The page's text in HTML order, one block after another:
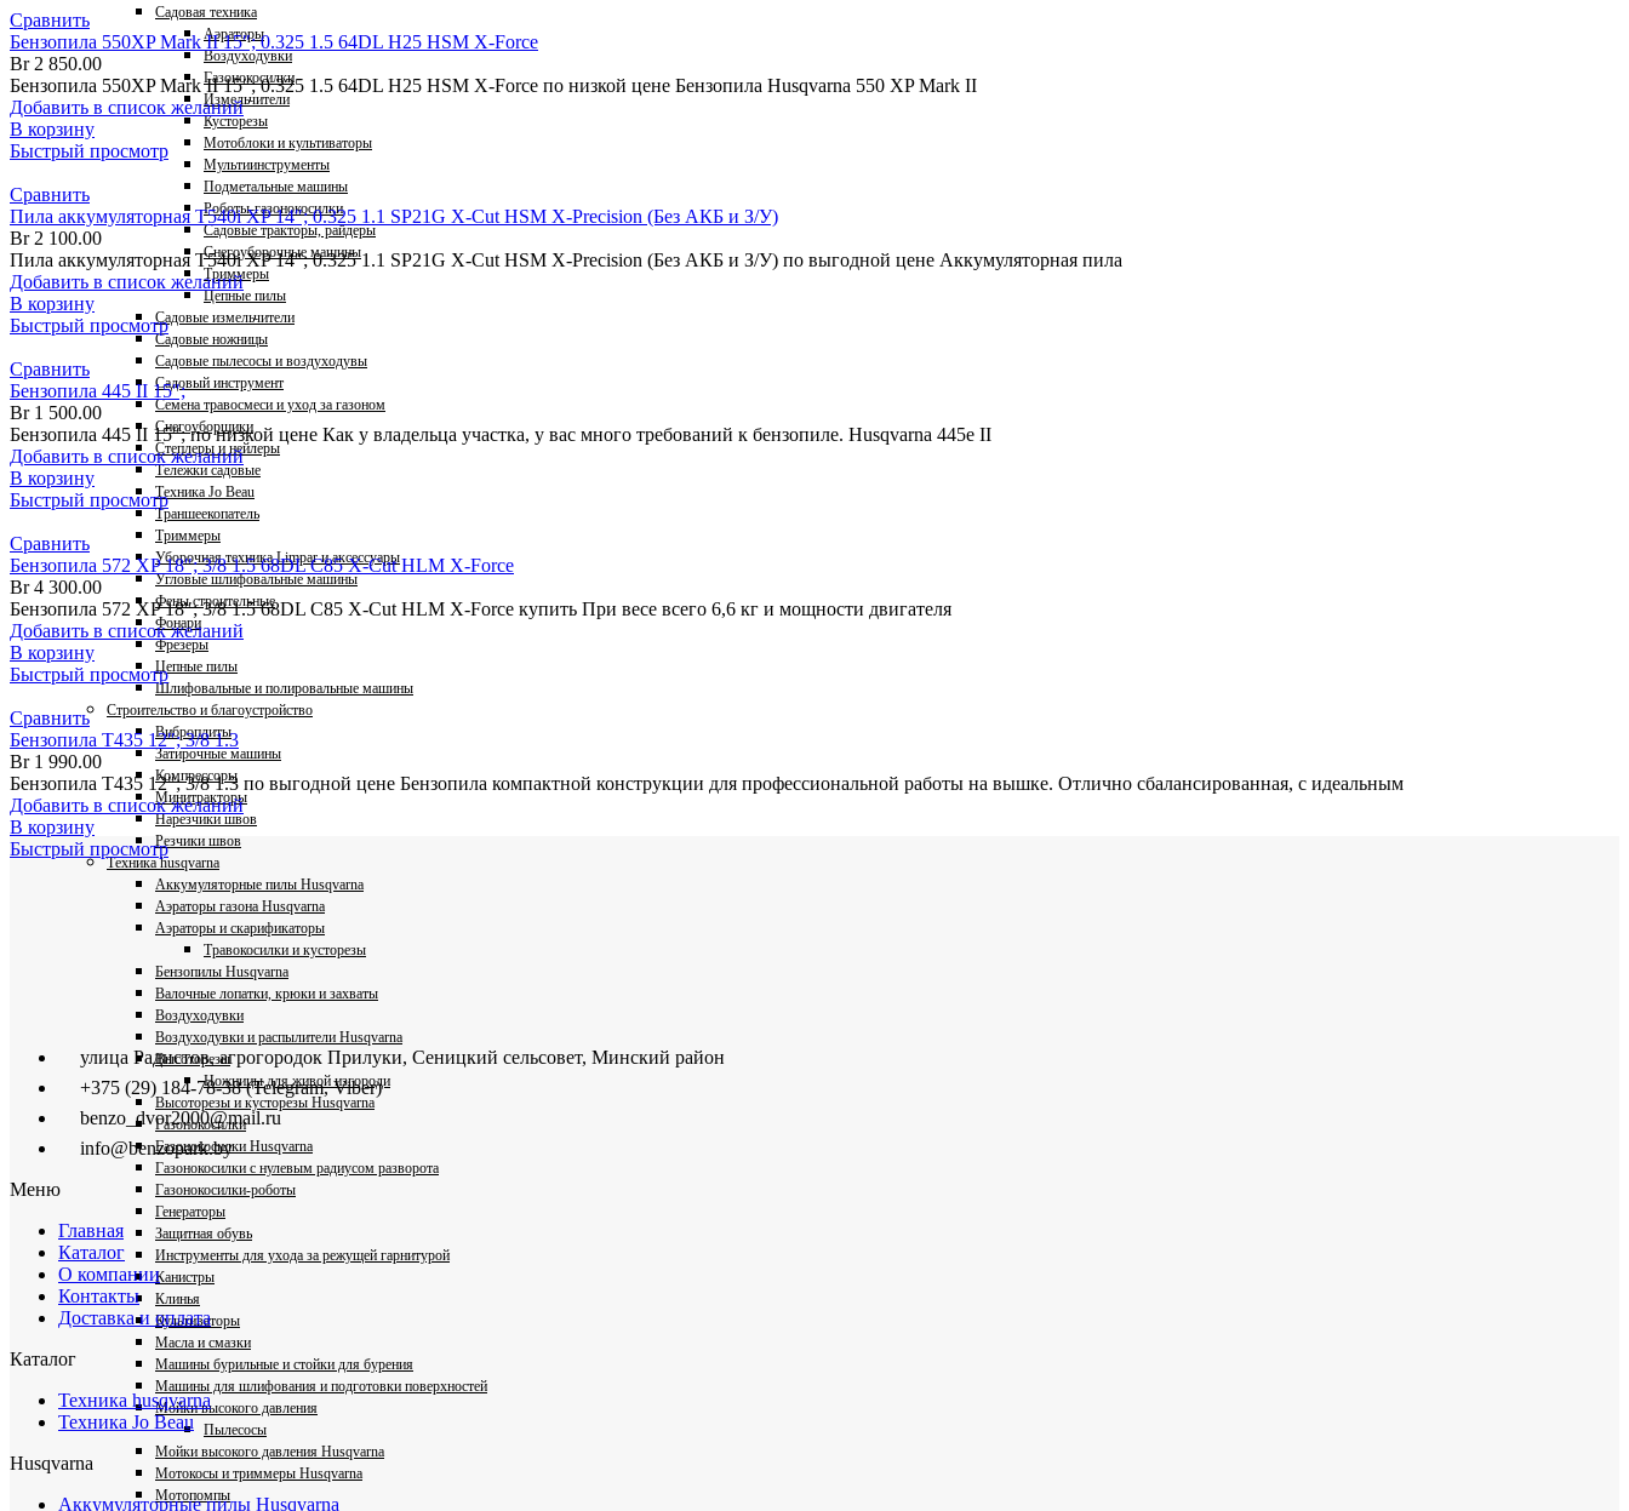
Садовая техника
Аэраторы
Воздуходувки
Газонокосилки
Измельчители
Кусторезы
Мотоблоки и культиваторы
Мультиинструменты
Подметальные машины
Роботы-газонокосилки
Садовые тракторы, райдеры
Снегоуборочные машины
Триммеры
Цепные пилы
Садовые измельчители
Садовые ножницы
Садовые пылесосы и воздуходувы
Садовый инструмент
Семена травосмеси и уход за газоном
Снегоуборщики
Степлеры и нейлеры
Тележки садовые
Техника Jo Beau
Траншеекопатель
Триммеры
Уборочная техника Limpar и аксессуары
Угловые шлифовальные машины
Фены строительные
Фонари
Фрезеры
Цепные пилы
Шлифовальные и полировальные машины
Строительство и благоустройство
Виброплиты
Затирочные машины
Компрессоры
Минитракторы
Нарезчики швов
Резчики швов
Техника husqvarna
Аккумуляторные пилы Husqvarna
Аэраторы газона Husqvarna
Аэраторы и скарификаторы
Травокосилки и кусторезы
Бензопилы Husqvarna
Валочные лопатки, крюки и захваты
Воздуходувки
Воздуходувки и распылители Husqvarna
Высоторезы
Ножницы для живой изгороди
Высоторезы и кусторезы Husqvarna
Газонокосилки
Газонокосилки Husqvarna
Газонокосилки с нулевым радиусом разворота
Газонокосилки-роботы
Генераторы
Защитная обувь
Инструменты для ухода за режущей гарнитурой
Канистры
Клинья
Культиваторы
Масла и смазки
Машины бурильные и стойки для бурения
Машины для шлифования и подготовки поверхностей
Мойки высокого давления
Пылесосы
Мойки высокого давления Husqvarna
Мотокосы и триммеры Husqvarna
Мотопомпы
Сравнить
Бензопила 550XP Mark II 15″; 0.325 1.5 64DL H25 HSM X-Force
Br2 850.00
Бензопила 550XP Mark II 15″; 0.325 1.5 64DL H25 HSM X-Force по низкой цене Бензопила Husqvarna 550 XP Mark II
Добавить в список желаний
В корзину
Быстрый просмотр
Сравнить
Пила аккумуляторная T540i XP 14″; 0.325 1.1 SP21G X-Cut HSM X-Precision (Без АКБ и З/У)
Br2 100.00
Пила аккумуляторная T540i XP 14″; 0.325 1.1 SP21G X-Cut HSM X-Precision (Без АКБ и З/У) по выгодной цене Аккумуляторная пила
Добавить в список желаний
В корзину
Быстрый просмотр
Сравнить
Бензопила 445 II 15″;
Br1 500.00
Бензопила 445 II 15″; по низкой цене Как у владельца участка, у вас много требований к бензопиле. Husqvarna 445e II
Добавить в список желаний
В корзину
Быстрый просмотр
Сравнить
Бензопила 572 XP 18″; 3/8 1.5 68DL C85 X-Cut HLM X-Force
Br4 300.00
Бензопила 572 XP 18″; 3/8 1.5 68DL C85 X-Cut HLM X-Force купить При весе всего 6,6 кг и мощности двигателя
Добавить в список желаний
В корзину
Быстрый просмотр
Сравнить
Бензопила T435 12″; 3/8 1.3
Br1 990.00
Бензопила T435 12"; 3/8 1.3 по выгодной цене Бензопила компактной конструкции для профессиональной работы на вышке. Отлично сбалансированная, с идеальным
Добавить в список желаний
В корзину
Быстрый просмотр
улица Радистов, агрогородок Прилуки, Сеницкий сельсовет, Минский район
+375 (29) 184-78-38 (Telegram, Viber)
benzo_dvor2000@mail.ru
info@benzopark.by
Меню
Главная
Каталог
О компании
Контакты
Доставка и оплата
Каталог
Техника husqvarna
Техника Jo Beau
Husqvarna
Аккумуляторные пилы Husqvarna